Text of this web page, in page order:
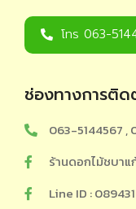
โทร 063-
ช่องทางการติ
063-5144567 ,
ร้านดอกไม้ชบา
Line ID :